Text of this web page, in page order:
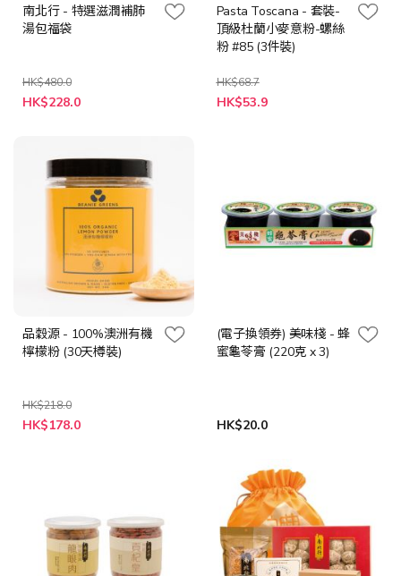
南北行 - 特選滋潤補肺
湯包福袋
HK$480.0
特
殊
HK$228.0
Pasta Toscana - 套裝-
頂級杜蘭小麥意粉-螺絲
粉 #85 (3件裝)
HK$68.7
特
殊
HK$53.9
品穀源 - 100%澳洲有機
檸檬粉 (30天樽裝)
HK$218.0
特
殊
HK$178.0
(電子換領券) 美味棧 - 蜂
蜜龜苓膏 (220克 x 3)
HK$20.0